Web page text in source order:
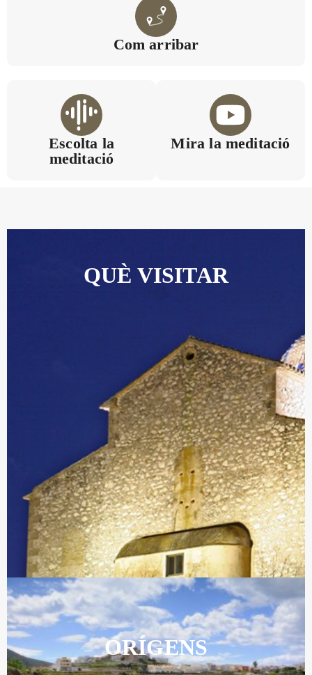
Com arribar
Escolta la
meditació
Mira la meditació
QUÈ VISITAR
ORÍGENS